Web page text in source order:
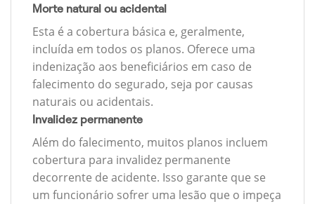
Morte natural ou acidental
Esta é a cobertura básica e, geralmente,
incluída em todos os planos. Oferece uma
indenização aos beneficiários em caso de
falecimento do segurado, seja por causas
naturais ou acidentais.
Invalidez permanente
Além do falecimento, muitos planos incluem
cobertura para invalidez permanente
decorrente de acidente. Isso garante que se
um funcionário sofrer uma lesão que o impeça